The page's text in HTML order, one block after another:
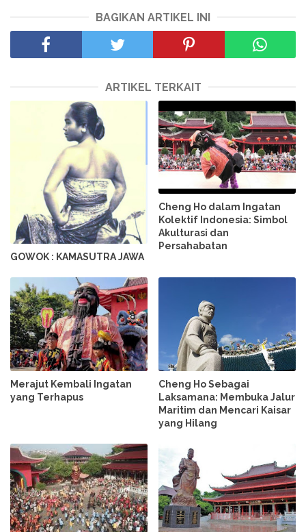
BAGIKAN ARTIKEL INI
ARTIKEL TERKAIT
GOWOK : KAMASUTRA JAWA
Cheng Ho dalam Ingatan
Kolektif Indonesia: Simbol
Akulturasi dan
Persahabatan
Merajut Kembali Ingatan
yang Terhapus
Cheng Ho Sebagai
Laksamana: Membuka Jalur
Maritim dan Mencari Kaisar
yang Hilang